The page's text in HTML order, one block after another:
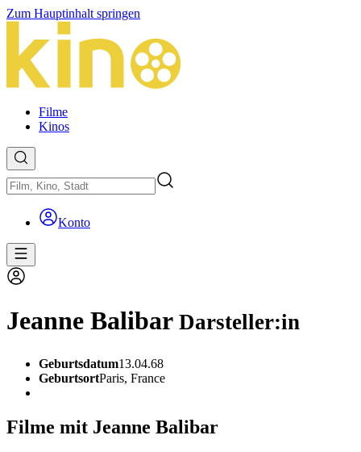
Zum Hauptinhalt springen
Filme
Kinos
Konto
Jeanne Balibar Darsteller:in
Geburtsdatum13.04.68
GeburtsortParis, France
Filme mit Jeanne Balibar